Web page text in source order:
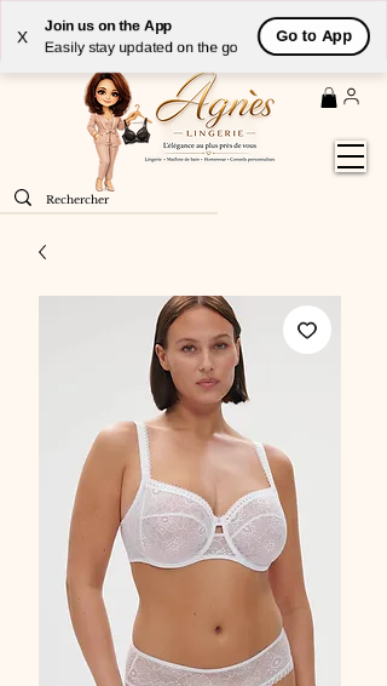
X
Join us on the App
Easily stay updated on the go
Go to App
Livraison GRATUITE(à partir de 59€) à domicile par
Colissimo en France métropolitaine